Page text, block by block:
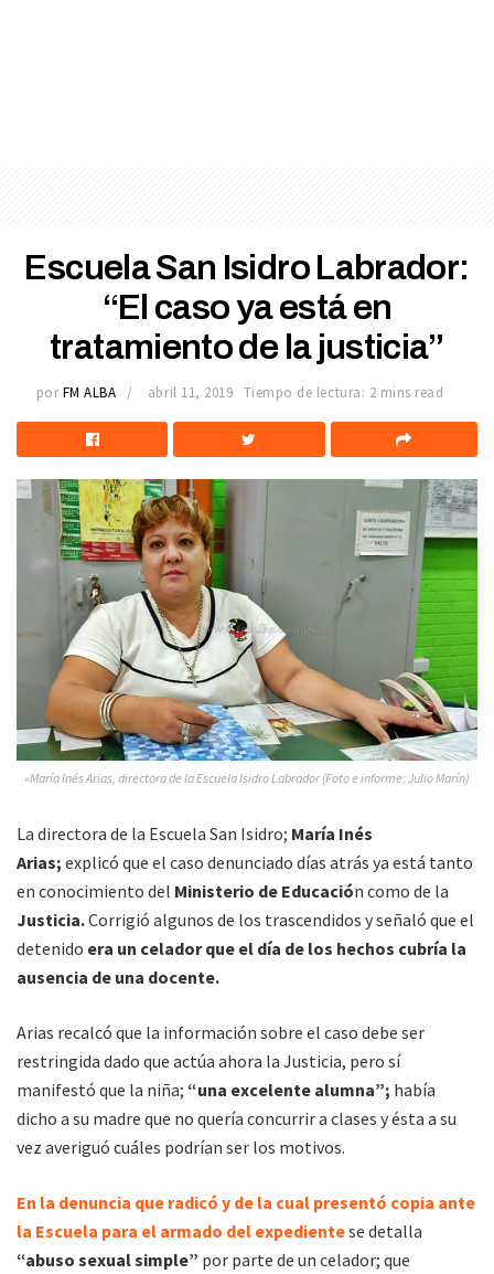
Escuela San Isidro Labrador:
“El caso ya está en
tratamiento de la justicia”
por FM ALBA abril 11, 2019 Tiempo de lectura: 2 mins read
»María Inés Arias, directora de la Escuela Isidro Labrador (Foto e informe: Julio Marín)
La directora de la Escuela San Isidro; María Inés
Arias; explicó que el caso denunciado días atrás ya está tanto
en conocimiento del Ministerio de Educación como de la
Justicia.Corrigió algunos de los trascendidos y señaló que el
detenido era un celador que el día de los hechos cubría la
ausencia de una docente.
Arias recalcó que la información sobre el caso debe ser
restringida dado que actúa ahora la Justicia, pero sí
manifestó que la niña; “una excelente alumna”; había
dicho a su madre que no quería concurrir a clases y ésta a su
vez averiguó cuáles podrían ser los motivos.
En la denuncia que radicó y de la cual presentó copia ante
la Escuela para el armado del expedientese detalla
“abuso sexual simple” por parte de un celador; que